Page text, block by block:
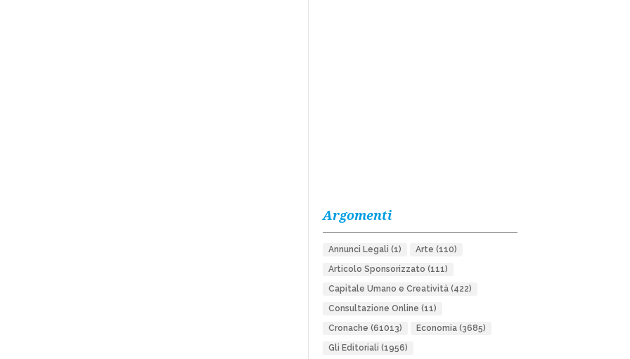
Argomenti
Annunci Legali (1) Arte (110)
Articolo Sponsorizzato (111)
Capitale Umano e Creatività(422)
Consultazione Online (11)
Cronache (61013) Economia(3685)
Gli Editoriali (1956)